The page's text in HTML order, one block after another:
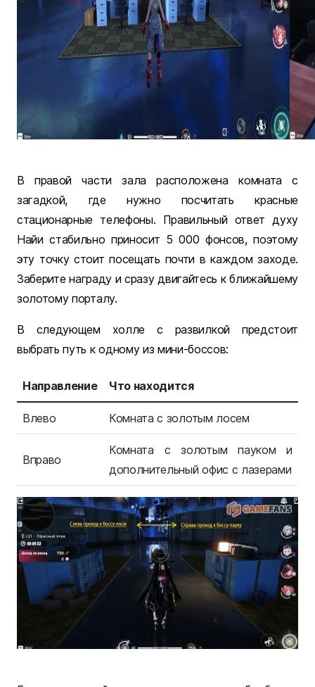
В правой части зала расположена комната с
загадкой, где нужно посчитать красные
стационарные телефоны. Правильный ответ духу
Найи стабильно приносит 5 000 фонсов, поэтому
эту точку стоит посещать почти в каждом заходе.
Заберите награду и сразу двигайтесь к ближайшему
золотому порталу.
В следующем холле с развилкой предстоит
выбрать путь к одному из мини-боссов:
Направление Что находится
Влево Комната с золотым лосем
Вправо
Комната с золотым пауком и
дополнительный офис с лазерами